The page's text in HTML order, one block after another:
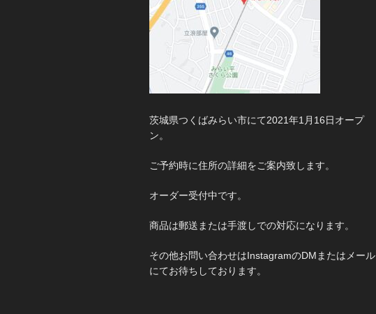
茨城県つくばみらい市にて2021年1月16日オープ
ン。
ご予約時に住所の詳細をご案内致します。
オーダー受付中です。
商品は郵送または手渡しでの対応になります。
その他お問い合わせはInstagramのDMまたはメール
にてお待ちしております。